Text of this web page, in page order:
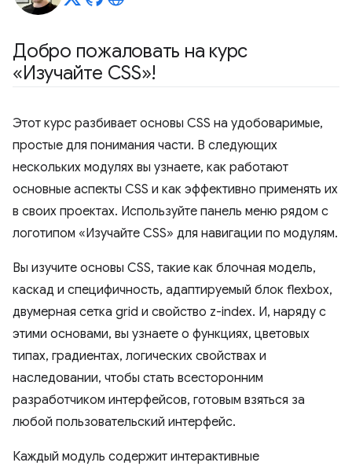
Добро пожаловать на курс
«Изучайте CSS»!
Этот курс разбивает основы CSS на удобоваримые,
простые для понимания части. В следующих
нескольких модулях вы узнаете, как работают
основные аспекты CSS и как эффективно применять их
в своих проектах. Используйте панель меню рядом с
логотипом «Изучайте CSS» для навигации по модулям.
Вы изучите основы CSS, такие как блочная модель,
каскад и специфичность, адаптируемый блок flexbox,
двумерная сетка grid и свойство z-index. И, наряду с
этими основами, вы узнаете о функциях, цветовых
типах, градиентах, логических свойствах и
наследовании, чтобы стать всесторонним
разработчиком интерфейсов, готовым взяться за
любой пользовательский интерфейс.
Каждый модуль содержит интерактивные